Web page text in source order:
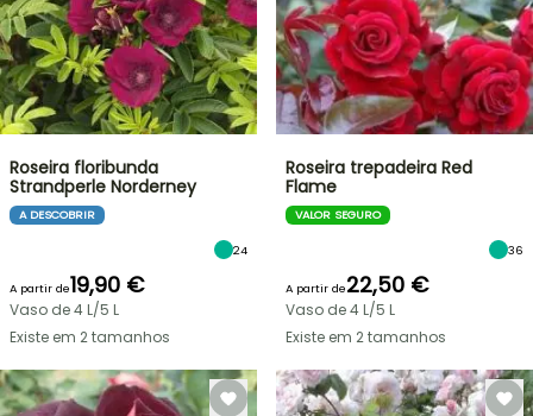
Roseira floribunda
Strandperle Norderney
A DESCOBRIR
24
A partir de19,90 €
Vaso de 4 L/5 L
Existe em 2 tamanhos
Roseira trepadeira Red
Flame
VALOR SEGURO
36
A partir de22,50 €
Vaso de 4 L/5 L
Existe em 2 tamanhos